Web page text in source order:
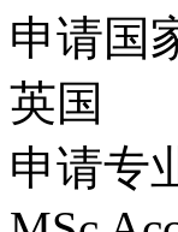
课程设
本科课
开设
申请国
英国
申请专